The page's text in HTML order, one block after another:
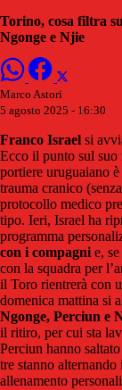
Torino, cosa filtra
Ngonge e Njie
Marco Astori
5 agosto 2025 - 16:30
Franco Israel si
Ecco il punto sul suo
portiere uruguaiano
trauma cranico
protocollo medico
tipo. Ieri, Israel ha
programma
con i compagni e,
con la squadra per
il Toro rientrerà con
domenica mattina si
Ngonge, Perciun e
il ritiro, per cui sta
Perciun hanno
tre stanno
allenamento